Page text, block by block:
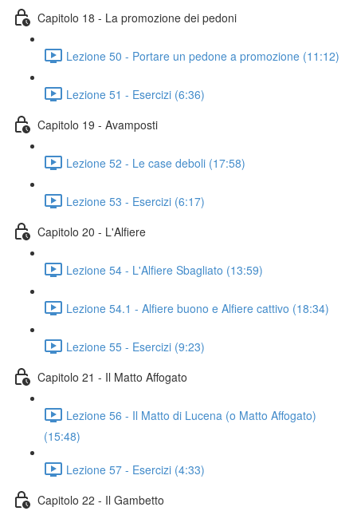
Capitolo 18 - La promozione dei pedoni
Lezione 50 - Portare un pedone a promozione (11:12)
Lezione 51 - Esercizi (6:36)
Capitolo 19 - Avamposti
Lezione 52 - Le case deboli (17:58)
Lezione 53 - Esercizi (6:17)
Capitolo 20 - L'Alfiere
Lezione 54 - L'Alfiere Sbagliato (13:59)
Lezione 54.1 - Alfiere buono e Alfiere cattivo (18:34)
Lezione 55 - Esercizi (9:23)
Capitolo 21 - Il Matto Affogato
Lezione 56 - Il Matto di Lucena (o Matto Affogato)
(15:48)
Lezione 57 - Esercizi (4:33)
Capitolo 22 - Il Gambetto